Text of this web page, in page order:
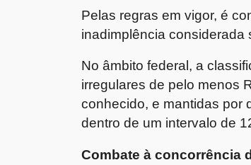
Pelas regras em vigor, é
inadimplência considerada
No âmbito federal, a
irregulares de pelo menos
conhecido, e mantidas por
dentro de um intervalo de
Combate à concorrência